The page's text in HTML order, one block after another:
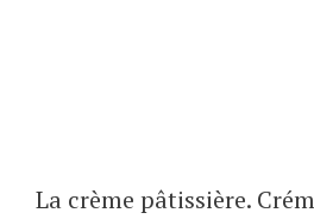
La crème pâtissière.